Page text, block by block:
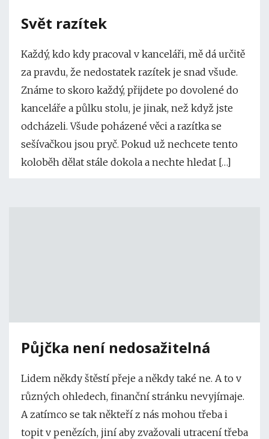
Svět razítek
Každý, kdo kdy pracoval v kanceláři, mě dá určitě
za pravdu, že nedostatek razítek je snad všude.
Známe to skoro každý, přijdete po dovolené do
kanceláře a půlku stolu, je jinak, než když jste
odcházeli. Všude poházené věci a razítka se
sešívačkou jsou pryč. Pokud už nechcete tento
koloběh dělat stále dokola a nechte hledat […]
Půjčka není nedosažitelná
Lidem někdy štěstí přeje a někdy také ne. A to v
různých ohledech, finanční stránku nevyjímaje.
A zatímco se tak někteří z nás mohou třeba i
topit v penězích, jiní aby zvažovali utracení třeba